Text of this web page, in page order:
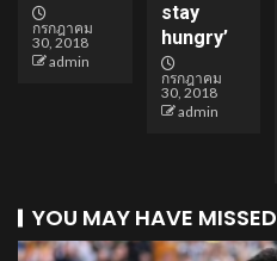
กรกฎาคม
30, 2018
admin
stay
hungry’
กรกฎาคม
30, 2018
admin
YOU MAY HAVE MISSED